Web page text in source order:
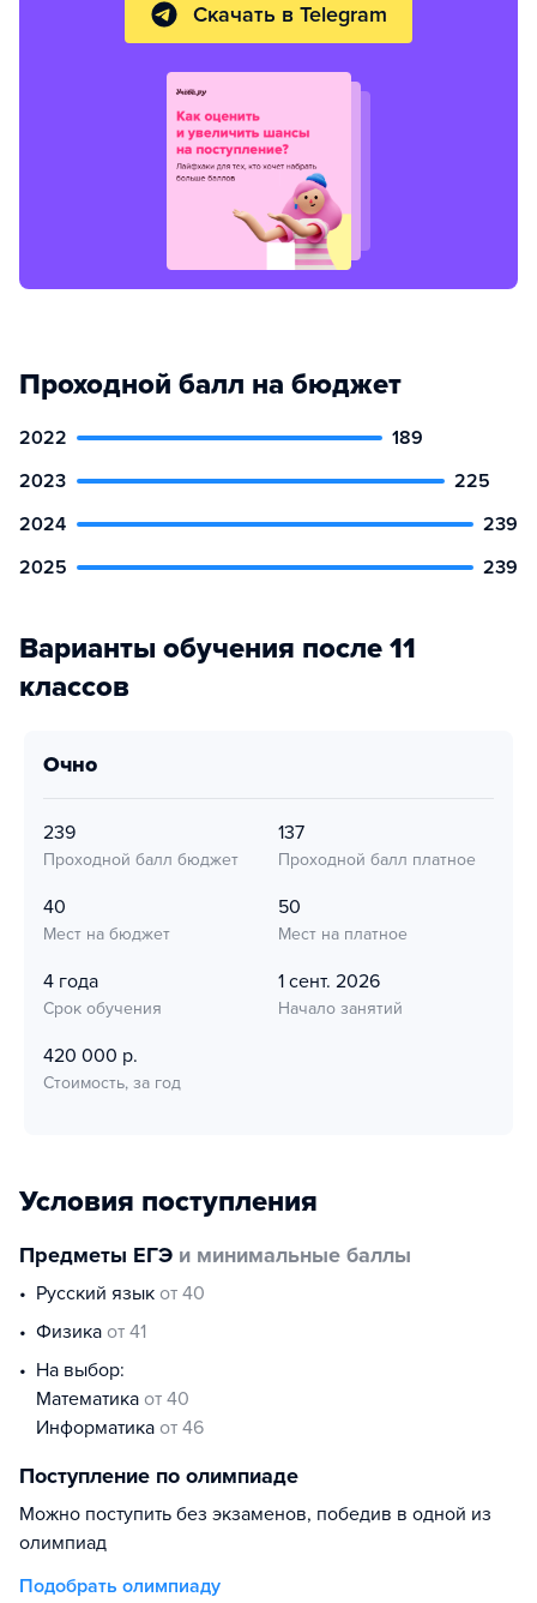
Скачать в Telegram
Проходной балл на бюджет
2022
189
2023
225
2024
239
2025
239
Варианты обучения после 11
классов
очно
239
Проходной балл бюджет
137
Проходной балл платное
40
Мест на бюджет
50
Мест на платное
4 года
Срок обучения
1 сент. 2026
Начало занятий
420 000 р.
Стоимость, за год
Условия поступления
Предметы ЕГЭ и минимальные баллы
русский язык от 40
физика от 41
На выбор:
математика от 40
информатика от 46
Поступление по олимпиаде
Можно поступить без экзаменов, победив в одной из
олимпиад
Подобрать олимпиаду